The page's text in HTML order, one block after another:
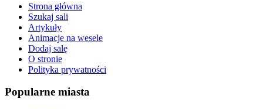
Strona główna
Szukaj sali
Artykuły
Animacje na wesele
Dodaj salę
O stronie
Polityka prywatności
Popularne miasta